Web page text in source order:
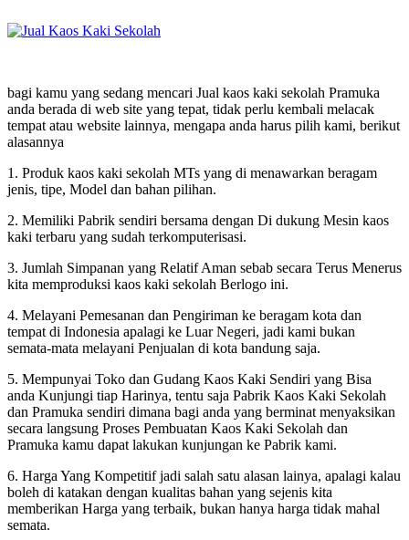
bagi kamu yang sedang mencari Jual kaos kaki sekolah Pramuka
anda berada di web site yang tepat, tidak perlu kembali melacak
tempat atau website lainnya, mengapa anda harus pilih kami, berikut
alasannya
1. Produk kaos kaki sekolah MTs yang di menawarkan beragam
jenis, tipe, Model dan bahan pilihan.
2. Memiliki Pabrik sendiri bersama dengan Di dukung Mesin kaos
kaki terbaru yang sudah terkomputerisasi.
3. Jumlah Simpanan yang Relatif Aman sebab secara Terus Menerus
kita memproduksi kaos kaki sekolah Berlogo ini.
4. Melayani Pemesanan dan Pengiriman ke beragam kota dan
tempat di Indonesia apalagi ke Luar Negeri, jadi kami bukan
semata-mata melayani Penjualan di kota bandung saja.
5. Mempunyai Toko dan Gudang Kaos Kaki Sendiri yang Bisa
anda Kunjungi tiap Harinya, tentu saja Pabrik Kaos Kaki Sekolah
dan Pramuka sendiri dimana bagi anda yang berminat menyaksikan
secara langsung Proses Pembuatan Kaos Kaki Sekolah dan
Pramuka kamu dapat lakukan kunjungan ke Pabrik kami.
6. Harga Yang Kompetitif jadi salah satu alasan lainya, apalagi kalau
boleh di katakan dengan kualitas bahan yang sejenis kita
memberikan Harga yang terbaik, bukan hanya harga tidak mahal
semata.